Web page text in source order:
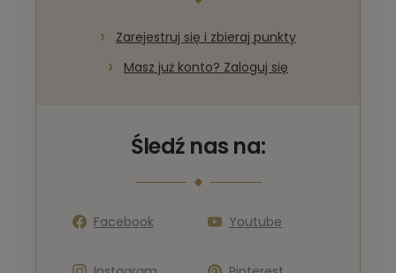
Zarejestruj się i zbieraj punkty
Masz już konto? Zaloguj się
Śledź nas na:
Facebook Youtube